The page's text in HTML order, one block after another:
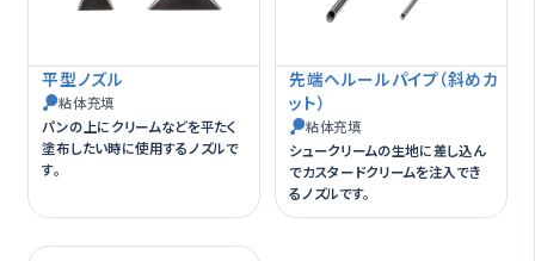
平型ノズル
粘体充填
パンの上にクリームなどを平たく
塗布したい時に使用するノズルで
す。
先端ヘルールパイプ（斜めカ
ット）
粘体充填
シュークリームの生地に差し込ん
でカスタードクリームを注入でき
るノズルです。